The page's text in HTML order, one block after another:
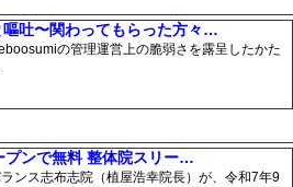
嘔吐〜関わってもらった方々…
の管理運営上の脆弱さを露呈したかた
プンで無料 整体院スリー…
ンス志布志院（植屋浩幸院長）が、令和7年9